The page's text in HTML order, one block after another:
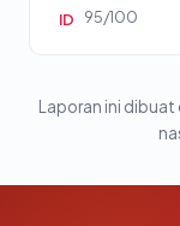
ID 95/100
Laporan ini